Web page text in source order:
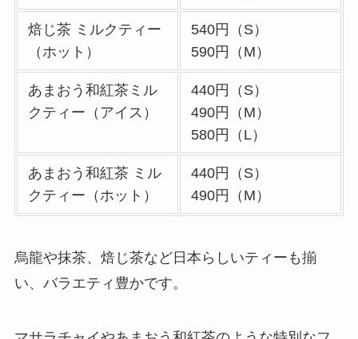
ウト(お持ち帰り)全
メニュー一覧！おす
すめ料理も紹介
ガストの宅配メニュ
ー一覧！出前デリバ
リーの注文方法も解
ガストのカロリー低
い順ランキング！多
とめ
焙じ茶 ミルクティー
（ホット）
540円（S）
590円（M）
あまおう和紅茶ミル
クティー（アイス）
440円（S）
490円（M）
580円（L）
あまおう和紅茶 ミル
クティー（ホット）
440円（S）
490円（M）
烏龍や抹茶、焙じ茶など日本らしいティーも揃
い、バラエティ豊かです。